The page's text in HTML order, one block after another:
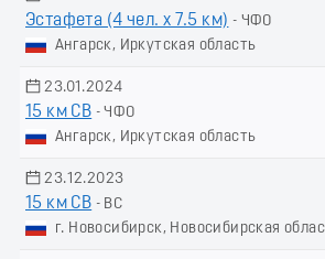
Эстафета (4 чел. х 7.5 км) - ЧФО
Ангарск, Иркутская область
23.01.2024
15 км СВ - ЧФО
Ангарск, Иркутская область
23.12.2023
15 км СВ - ВС
г. Новосибирск, Новосибирская